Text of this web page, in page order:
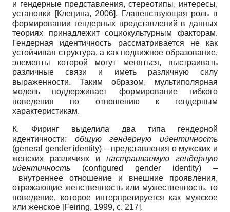
и гендерные представления, стереотипы, интересы,
установки
[Клецина, 2006]. Главенствующая роль в
формировании гендерных представлений в данных
теориях принадлежит социокультурным факторам.
Гендерная идентичность рассматривается не как
устойчивая структура, а как подвижное образование,
элементы которой могут меняться, выстраивать
различные связи и иметь различную силу
выраженности. Таким образом, мультиполярная
модель поддерживает формирование гибкого
поведения по отношению к гендерным
характеристикам.
К. Фиринг выделила два типа гендерной
идентичности: общую гендерную идентичность
(general gender identity) – представления о мужских и
женских различиях и настраиваемую гендерную
идентичность (configured gender identity) –
внутреннее отношение и внешние проявления,
отражающие женственность или мужественность, то
поведение, которое интерпретируется как мужское
или женское [Feiring, 1999, с. 217].